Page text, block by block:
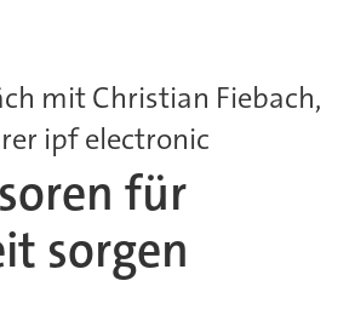
mit Christian Fiebach,
ipf electronic
für
sorgen